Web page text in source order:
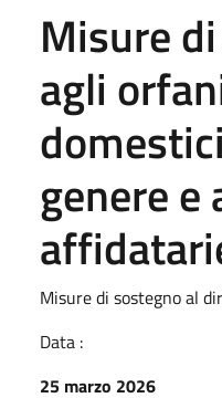
Misure
agli
genere
Misure di sostegno al
Data :
25 marzo 2026